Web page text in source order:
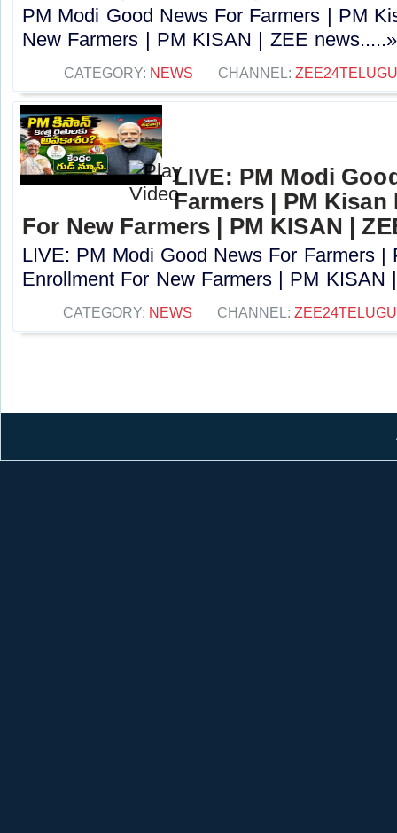
PM Modi Good News For Farmers | PM
New Farmers | PM KISAN | ZEE
CATEGORY: NEWS CHANNEL:
LIVE: PM Modi
Farmers | PM
For New Farmers | PM KISAN |
LIVE: PM Modi Good News For Farmers |
Enrollment For New Farmers | PM KISAN
CATEGORY: NEWS CHANNEL: